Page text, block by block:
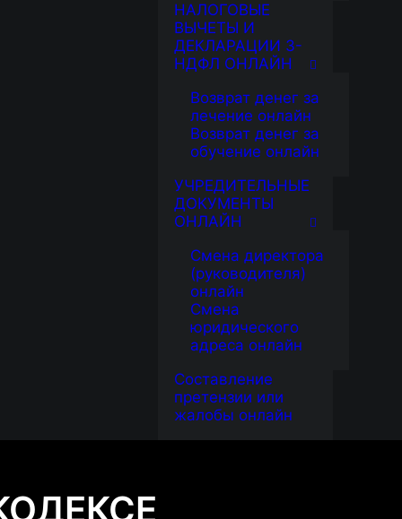
НАЛОГОВЫЕ
ВЫЧЕТЫ И
ДЕКЛАРАЦИИ 3-
НДФЛ ОНЛАЙН
Возврат денег за
лечение онлайн
Возврат денег за
обучение онлайн
УЧРЕДИТЕЛЬНЫЕ
ДОКУМЕНТЫ
ОНЛАЙН
Смена директора
(руководителя)
онлайн
Смена
юридического
адреса онлайн
Составление
претензии или
жалобы онлайн